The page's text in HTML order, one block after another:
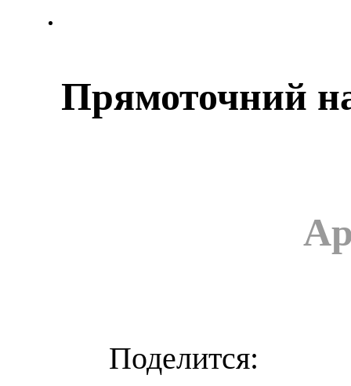
Прямоточний